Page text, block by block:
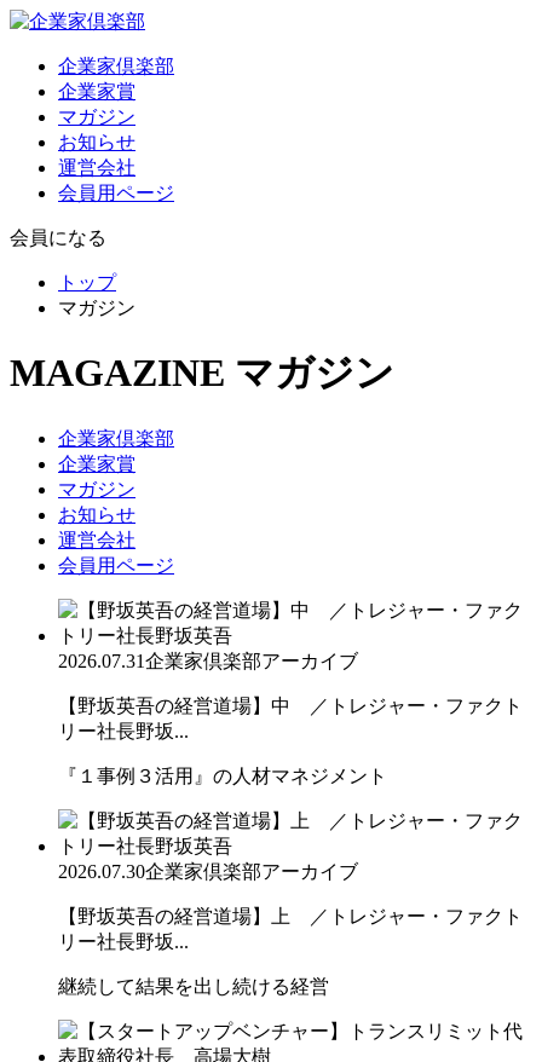
企業家倶楽部
企業家賞
マガジン
お知らせ
運営会社
会員用ページ
会員になる
トップ
マガジン
MAGAZINE マガジン
企業家倶楽部
企業家賞
マガジン
お知らせ
運営会社
会員用ページ
2026.07.31企業家倶楽部アーカイブ
【野坂英吾の経営道場】中 ／トレジャー・ファクト
リー社長野坂...
『１事例３活用』の人材マネジメント
2026.07.30企業家倶楽部アーカイブ
【野坂英吾の経営道場】上 ／トレジャー・ファクト
リー社長野坂...
継続して結果を出し続ける経営